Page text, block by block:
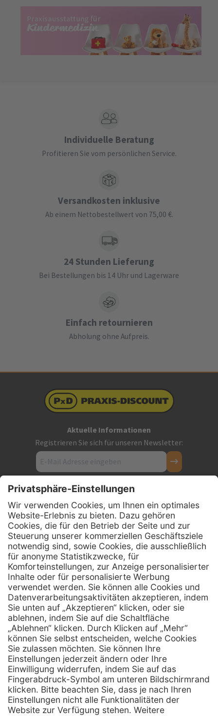
Individuelle Beratung
Profitieren Sie vom persönlichen Service.
Versandkosten inklusive
Ab einem Nettobestellwert von 75,00 €.
24 Stunden Lieferung
Bei Bestellungen bis 14 Uhr und Lagerware
Einfach retournieren
Abholung ohne Aufpreis.
Aktuelle Informationen
Registrieren Sie sich für unseren Newsletter:
Kontakt
Firmensitz
PxD Praxis-Discount GmbH
Hans-Wunderlich-Straße 7
D-49078 Osnabrück
Telefon: 0800 - 600 66 30
Telefon:0800 - 07 01 96
E-Mail:info @ praxis-discount.de
Services
Serviceversprechen
Sprechstundenbedarf
Retoure anmelden
Hilfe
FAQs
Kontakt
Lob & Kritik
Zertifikat Rechtliches
Impressum